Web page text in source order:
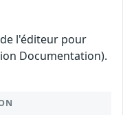
l'éditeur pour
Documentation).